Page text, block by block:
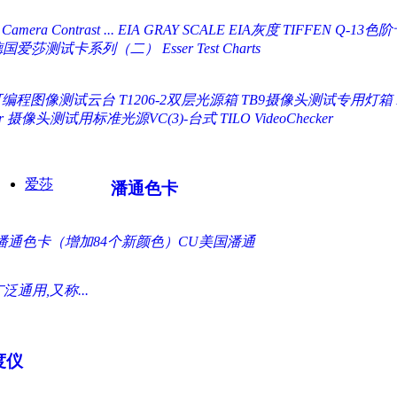
Contrast ... EIA GRAY SCALE EIA灰度 TIFFEN Q-13色阶
爱莎测试卡系列（二） Esser Test Charts
编程图像测试云台 T1206-2双层光源箱 TB9摄像头测试专用灯箱
摄像头测试用标准光源VC(3)-台式 TILO VideoChecker
爱莎 潘通色卡
通色卡（增加84个新颜色）CU美国潘通
通用,又称...
仪